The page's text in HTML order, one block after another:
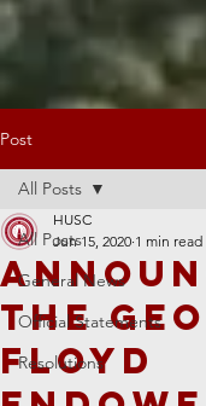
Post
All Posts
General News
Official Statements
Resolutions
All Posts
the
Floyd
HUSC
Jun 15, 2020 1 min read